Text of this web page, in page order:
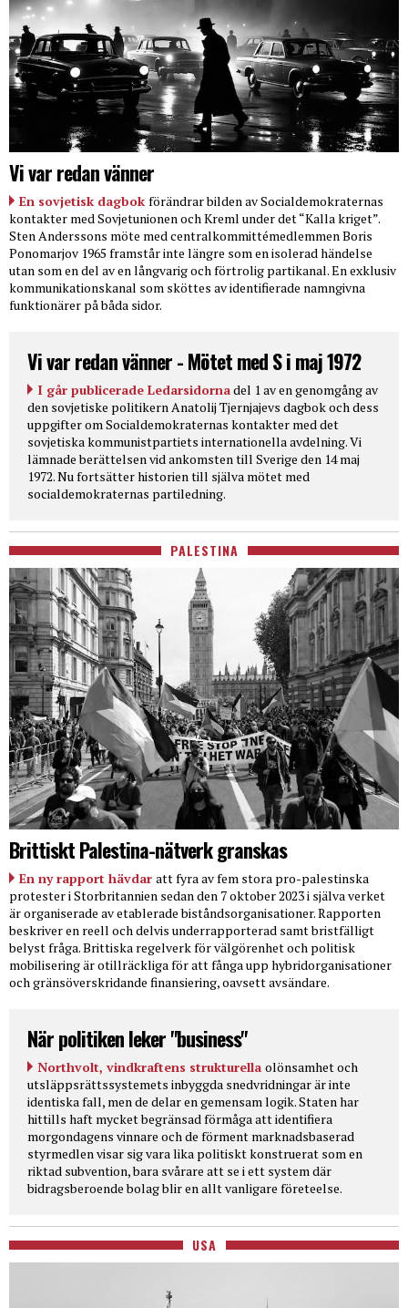
Vi var redan vänner
En sovjetisk dagbok förändrar bilden av Socialdemokraternas
kontakter med Sovjetunionen och Kreml under det “Kalla kriget”.
Sten Anderssons möte med centralkommittémedlemmen Boris
Ponomarjov 1965 framstår inte längre som en isolerad händelse
utan som en del av en långvarig och förtrolig partikanal. En exklusiv
kommunikationskanal som sköttes av identifierade namngivna
funktionärer på båda sidor.
Vi var redan vänner - Mötet med S i maj 1972
I går publicerade Ledarsidornadel 1 av en genomgång av
den sovjetiske politikern Anatolij Tjernjajevs dagbok och dess
uppgifter om Socialdemokraternas kontakter med det
sovjetiska kommunistpartiets internationella avdelning. Vi
lämnade berättelsen vid ankomsten till Sverige den 14 maj
1972. Nu fortsätter historien till själva mötet med
socialdemokraternas partiledning.
PALESTINA
Brittiskt Palestina-nätverk granskas
En ny rapport hävdar att fyra av fem stora pro-palestinska
protester i Storbritannien sedan den 7 oktober 2023 i själva verket
är organiserade av etablerade biståndsorganisationer. Rapporten
beskriver en reell och delvis underrapporterad samt bristfälligt
belyst fråga. Brittiska regelverk för välgörenhet och politisk
mobilisering är otillräckliga för att fånga upp hybridorganisationer
och gränsöverskridande finansiering, oavsett avsändare.
När politiken leker "business"
Northvolt, vindkraftens strukturella olönsamhet och
utsläppsrättssystemets inbyggda snedvridningar är inte
identiska fall, men de delar en gemensam logik. Staten har
hittills haft mycket begränsad förmåga att identifiera
morgondagens vinnare och de förment marknadsbaserad
styrmedlen visar sig vara lika politiskt konstruerat som en
riktad subvention, bara svårare att se i ett system där
bidragsberoende bolag blir en allt vanligare företeelse.
USA